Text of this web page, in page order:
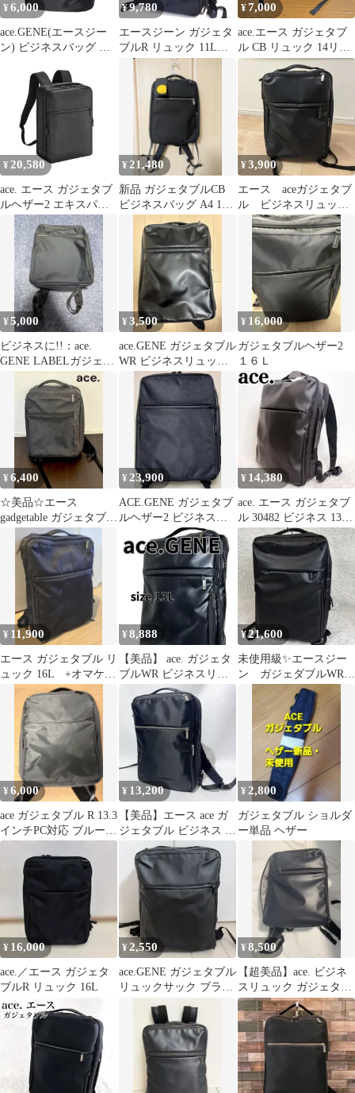
¥ 6,000
ace.GENE(エースジー
ン) ビジネスバッグ ガ
¥9,780
エースジーン ガジェタ
ブルR リュック 11L
13.3インチPC○ 68004
¥7,000
ace.エース ガジェタブ
ル CB リュック 14リッ
トル 62364
¥ 20,580
ace. エース ガジェタブ
ルヘザー2 エキスパン
ダブル リュック
15L20L
¥ 21,480
新品 ガジェタブルCB
ビジネスバッグ A4 13L
通勤バッグ メンズ エー
¥3,900
エース aceガジェタブ
ル ビジネスリュック
13L バックパック
¥5,000
ビジネスに!!：ace.
GENE LABELガジェタ
ブル CB 62364
¥3,500
ace.GENE ガジェタブル
WR ビジネスリュック
55543 ブラック
¥ 16,000
ガジェタブルヘザー2
１６Ｌ
¥6,400
☆美品☆エース
gadgetable ガジェタブル
ビジネスリュック
¥ 23,900
ACE.GENE ガジェタブ
ルヘザー2 ビジネスリ
¥ 14,380
ace. エース ガジェタブ
ル 30482 ビジネス 13L
A4 PC 通勤
¥ 11,900
エース ガジェタブル リ
ュック 16L +オマケ付
¥ 8,888
【美品】 ace. ガジェタ
ブルWR ビジネスリュ
ック 55542 黒 13L
¥21,600
未使用級✨エースジー
ン ガジェダブルWR
ビジネスバッグ 3way
55545
¥6,000
ace ガジェタブル R 13.3
インチPC対応 ブルーグ
レー
¥ 13,200
【美品】エース ace ガ
ジェタブル ビジネス リ
ュック バックパック 黒
¥2,800
ガジェタブル ショルダ
ー単品 ヘザー
¥ 16,000
ace.／エース ガジェタ
ブルR リュック 16L
¥2,550
ace.GENE ガジェタブル
リュックサック ブラッ
¥8,500
【超美品】ace. ビジネ
スリュック ガジェタブ
ルWR ネイビー